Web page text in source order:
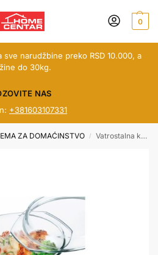
0
sve narudžbine preko RSD 10.000, a
do 30kg.
NAS
+381603107331
ZA DOMAĆINSTVO / Vatrostalna kaserola